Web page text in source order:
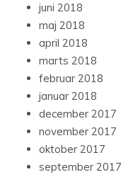
juni 2018
maj 2018
april 2018
marts 2018
februar 2018
januar 2018
december 2017
november 2017
oktober 2017
september 2017